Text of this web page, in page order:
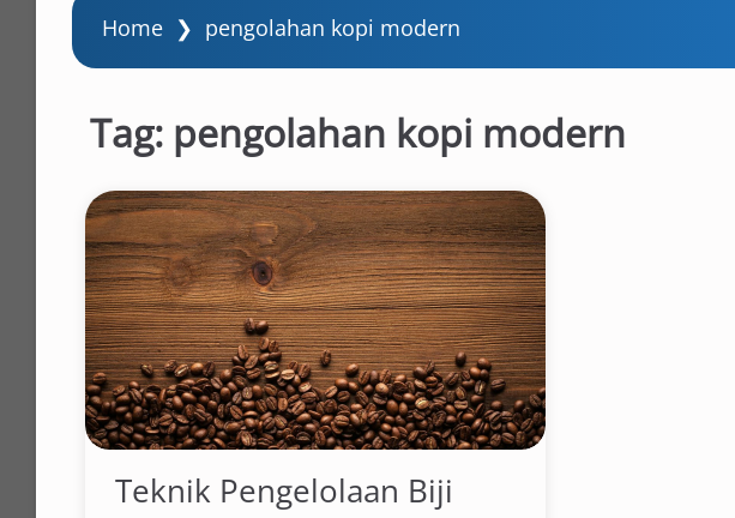
Home ❯ pengolahan kopi modern
Tag: pengolahan kopi modern
Teknik Pengelolaan Biji